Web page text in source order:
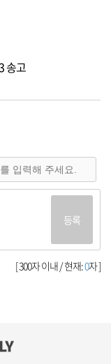
송고
등록
[ 300자 이내 / 현재:0자 ]